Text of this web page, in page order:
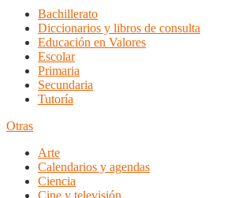
Bachillerato
Diccionarios y libros de consulta
Educación en Valores
Escolar
Primaria
Secundaria
Tutoría
Otras
Arte
Calendarios y agendas
Ciencia
Cine y televisión